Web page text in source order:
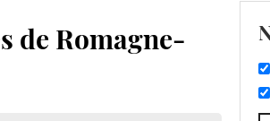
de Romagne-